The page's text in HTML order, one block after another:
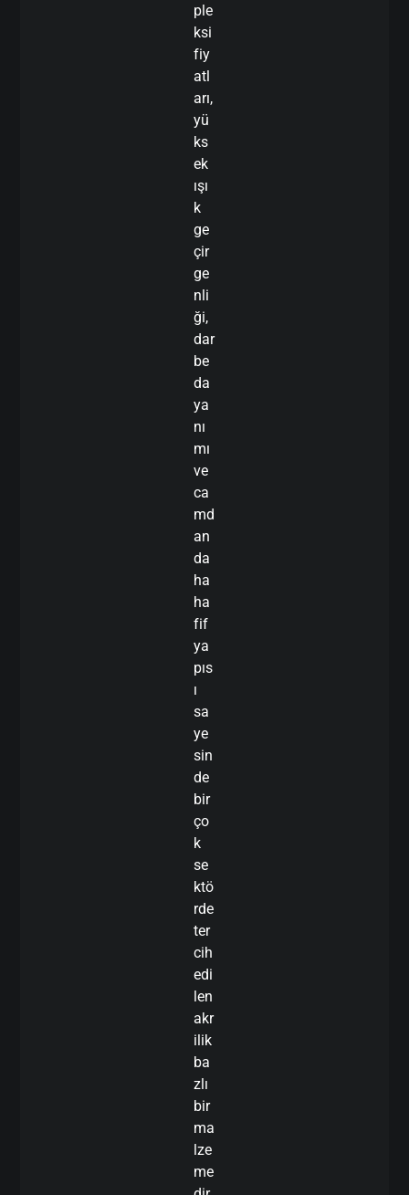
ple
ksi
fiy
atl
arı,
yü
ks
ek
ışı
k
ge
çir
ge
nli
ği,
dar
be
da
ya
nı
mı
ve
ca
md
an
da
ha
ha
fif
ya
pıs
ı
sa
ye
sin
de
bir
ço
k
se
ktö
rde
ter
cih
edi
len
akr
ilik
ba
zlı
bir
ma
lze
me